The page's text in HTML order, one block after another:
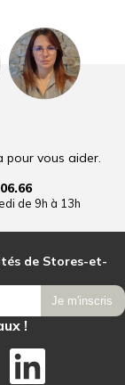
pour vous aider.
de 9h à 13h
de Stores-et-
Je m'inscris
!